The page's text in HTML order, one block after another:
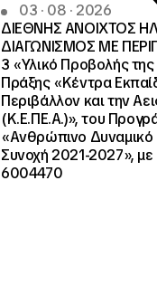
03 · 08 · 2026
ΔΙΕΘΝΗΣ ΑΝΟΙΧΤΟΣ
ΔΙΑΓΩΝΙΣΜΟΣ ΜΕ
3 «Υλικό Προβολής
Πράξης «Κέντρα
Περιβάλλον και την
(Κ.Ε.ΠΕ.Α.)», του
«Ανθρώπινο Δυναμικό
Συνοχή 2021-2027»,
6004470